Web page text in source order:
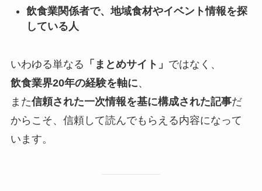
飲食業関係者で、地域食材やイベント情報を探
している人
いわゆる単なる 「まとめサイト」 ではなく、
飲食業界20年の経験を軸に、
また信頼された一次情報を基に構成された記事だ
からこそ、信頼して読んでもらえる内容になって
います。